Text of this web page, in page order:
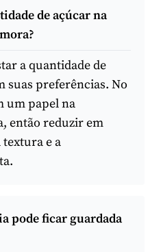
de açúcar na
a quantidade de
suas preferências. No
um papel na
então reduzir em
textura e a
pode ficar guardada